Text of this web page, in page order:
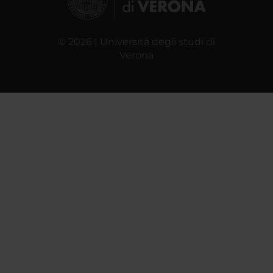
© 2026 | Università degli studi di
Verona